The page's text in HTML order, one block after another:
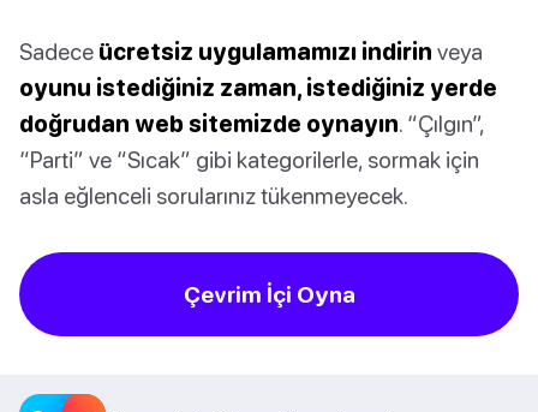
Sadece ücretsiz uygulamamızı indirin veya
oyunu istediğiniz zaman, istediğiniz yerde
doğrudan web sitemizde oynayın. “Çılgın”,
“Parti” ve “Sıcak” gibi kategorilerle, sormak için
asla eğlenceli sorularınız tükenmeyecek.
Çevrim İçi Oyna